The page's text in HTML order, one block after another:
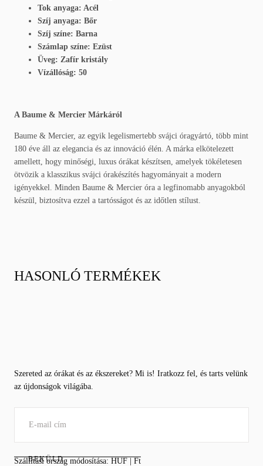
Tok anyaga: Acél
Szíj anyaga: Bőr
Szíj színe: Barna
Számlap színe: Ezüst
Üveg: Zafír kristály
Vízállóság: 50
A Baume & Mercier Márkáról
Baume & Mercier, az egyik legelismertebb svájci óragyártó, több mint
180 éve áll az elegancia és az innováció élén. A márka elkötelezett
amellett, hogy minőségi, luxus órákat készítsen, amelyek tökéletesen
ötvözik a klasszikus svájci órakészítés hagyományait a modern
igényekkel. Minden Baume & Mercier óra a legfinomabb anyagokból
készül, biztosítva ezzel a tartósságot és az időtlen stílust.
HASONLÓ TERMÉKEK
Szereted az órákat és az ékszereket? Mi is! Iratkozz fel, és tarts velünk
az újdonságok világába.
BEKÜLD
Szállítási ország módosítása: HUF | Ft